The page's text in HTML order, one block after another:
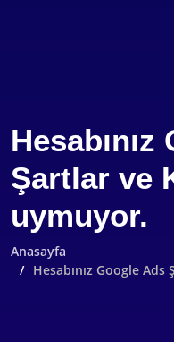
Şartlar ve
uymuyor.
Anasayfa
Hesabınız Google